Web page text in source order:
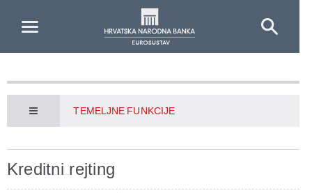
TEMELJNE FUNKCIJE
Kreditni rejting